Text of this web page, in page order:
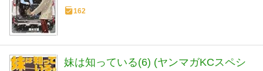
162
妹は知っている(6) (ヤンマガKCスペシ